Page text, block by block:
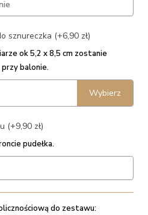
sznureczka (+6,90 zł)
ok 5,2 x 8,5 cm zostanie
balonie.
Wybierz
(+9,90 zł)
pudełka.
do zestawu: